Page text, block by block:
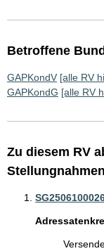
Betroffene
GAPKondV [alle RV
GAPKondG [alle RV
Zu diesem RV